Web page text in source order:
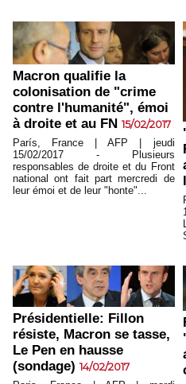
Macron qualifie la
colonisation de "crime
contre l'humanité", émoi
à droite et au FN 15/02/2017
París, France | AFP | jeudi
15/02/2017 - Plusieurs
responsables de droite et du Front
national ont fait part mercredi de
leur émoi et de leur "honte"...
Présidentielle: Fillon
résiste, Macron se tasse,
Le Pen en hausse
(sondage) 14/02/2017